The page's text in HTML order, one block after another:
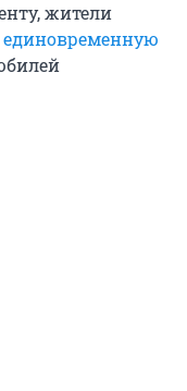
жители